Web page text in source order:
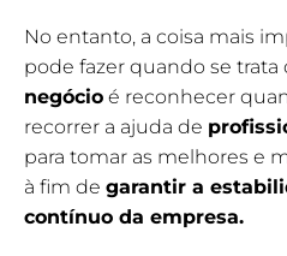
No entanto, a coisa mais
pode fazer quando se trata
negócio é reconhecer
recorrer a ajuda de
para tomar as melhores e
à fim de garantir a
contínuo da empresa.